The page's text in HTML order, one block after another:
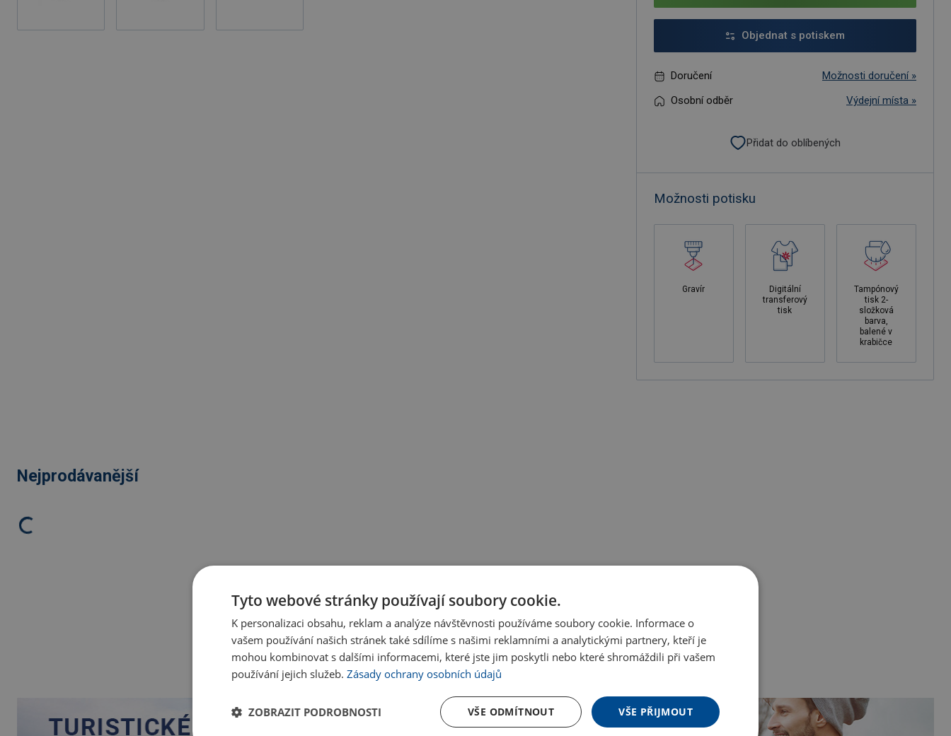
Objednat s potiskem
Doručení
Možnosti doručení »
Osobní odběr
Výdejní místa »
Přidat do oblíbených
Možnosti potisku
Gravír
Digitální
transferový
tisk
Tampónový
tisk 2-
složková
barva,
balené v
krabičce
Nejprodávanější
Tyto webové stránky používají soubory cookie.
K personalizaci obsahu, reklam a analýze návštěvnosti používáme soubory cookie. Informace o
vašem používání našich stránek také sdílíme s našimi reklamními a analytickými partnery, kteří je
mohou kombinovat s dalšími informacemi, které jste jim poskytli nebo které shromáždili při vašem
používání jejich služeb. Zásady ochrany osobních údajů
VŠE PŘIJMOUT
VŠE ODMÍTNOUT
ZOBRAZIT PODROBNOSTI